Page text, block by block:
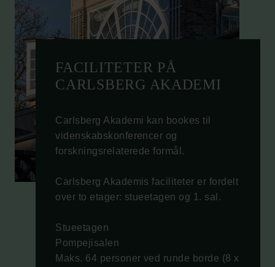
FACILITETER PÅ
CARLSBERG AKADEMI
Carlsberg Akademi kan bookes til
videnskabskonferencer og
forskningsrelaterede formål.
Carlsberg Akademis faciliteter er fordelt
over to etager: stueetagen og 1. sal.
Stueetagen
Pompejisalen
Maks. 64 personer ved runde borde (8 x